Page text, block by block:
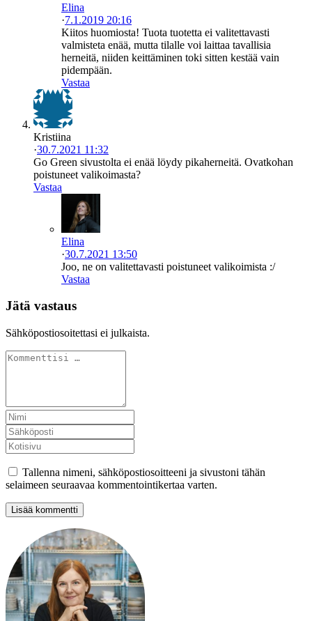
Elina
·7.1.2019 20:16
Kiitos huomiosta! Tuota tuotetta ei valitettavasti
valmisteta enää, mutta tilalle voi laittaa tavallisia
herneitä, niiden keittäminen toki sitten kestää vain
pidempään.
Vastaa
Kristiina
·30.7.2021 11:32
Go Green sivustolta ei enää löydy pikaherneitä. Ovatkohan
poistuneet valikoimasta?
Vastaa
Elina
·30.7.2021 13:50
Joo, ne on valitettavasti poistuneet valikoimista :/
Vastaa
Jätä vastaus
Sähköpostiosoitettasi ei julkaista.
Tallenna nimeni, sähköpostiosoitteeni ja sivustoni tähän
selaimeen seuraavaa kommentointikertaa varten.